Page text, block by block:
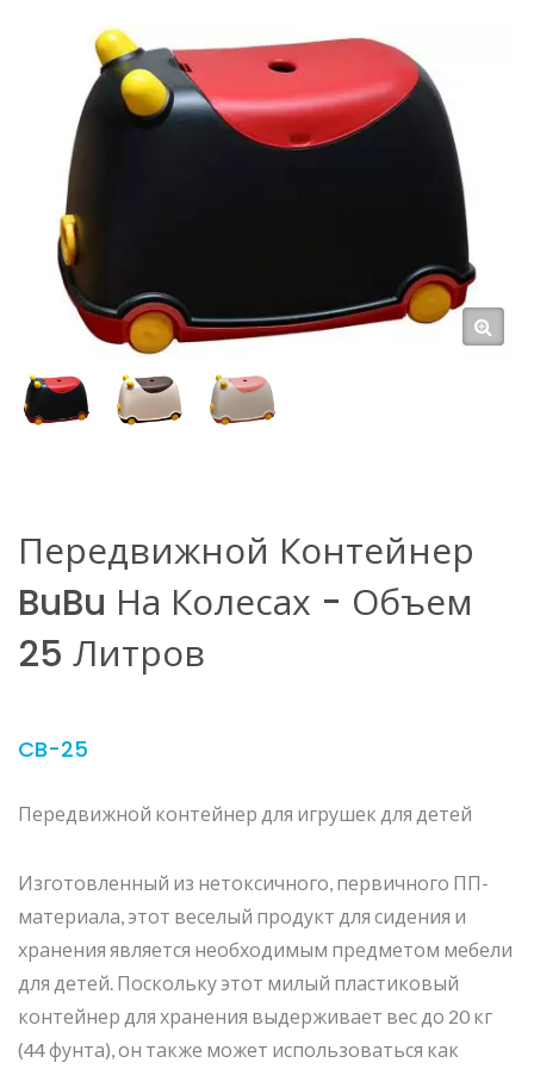
Передвижной Контейнер
BuBu На Колесах - Объем
25 Литров
CB-25
Передвижной контейнер для игрушек для детей
Изготовленный из нетоксичного, первичного ПП-
материала, этот веселый продукт для сидения и
хранения является необходимым предметом мебели
для детей. Поскольку этот милый пластиковый
контейнер для хранения выдерживает вес до 20 кг
(44 фунта), он также может использоваться как